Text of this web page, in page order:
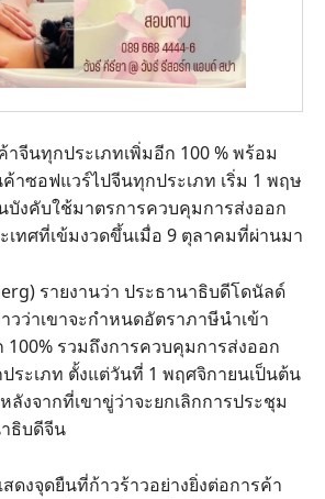
จีนทุกประเภทเพิ่มอีก 100 % พร้อม
าซอฟแวร์ไปจีนทุกประเภท เริ่ม 1 พฤษ
บังคับใช้มาตรการควบคุมการส่งออก
เทศที่เข้มงวดขึ้นเมื่อ 9 ตุลาคมที่ผ่านมา
รายงานว่า ประธานาธิบดีโดนัลด์
ว่าเขาจะกำหนดอัตราภาษีนำเข้า
รวมถึงการควบคุมการส่งออก
ะเภท ตั้งแต่วันที่ 1 พฤศจิกายนเป็นต้น
ลังจากที่เขาขู่ว่าจะยกเลิกการประชุม
ธิบดีจีน
ดงจุดยืนที่ก้าวร้าวอย่างยิ่งต่อการค้า